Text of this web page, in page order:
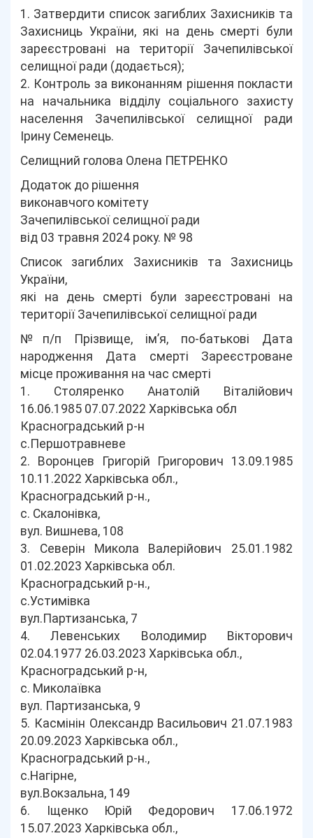
1. Затвердити список загиблих Захисників та
Захисниць України, які на день смерті були
зареєстровані на території Зачепилівської
селищної ради (додається);
2. Контроль за виконанням рішення покласти
на начальника відділу соціального захисту
населення Зачепилівської селищної ради
Ірину Семенець.
Селищний голова Олена ПЕТРЕНКО
Додаток до рішення
виконавчого комітету
Зачепилівської селищної ради
від 03 травня 2024 року. № 98
Список загиблих Захисників та Захисниць
України,
які на день смерті були зареєстровані на
території Зачепилівської селищної ради
№п/п Прізвище, ім’я, по-батькові Дата
народження Дата смерті Зареєстроване
місце проживання на час смерті
1. Столяренко Анатолій Віталійович
16.06.1985 07.07.2022 Харківська обл
Красноградський р-н
с.Першотравневе
2. Воронцев Григорій Григорович 13.09.1985
10.11.2022 Харківська обл.,
Красноградський р-н.,
с. Скалонівка,
вул. Вишнева, 108
3. Северін Микола Валерійович 25.01.1982
01.02.2023 Харківська обл.
Красноградський р-н.,
с.Устимівка
вул.Партизанська, 7
4. Левенських Володимир Вікторович
02.04.1977 26.03.2023 Харківська обл.,
Красноградський р-н,
с. Миколаївка
вул. Партизанська, 9
5. Касмінін Олександр Васильович 21.07.1983
20.09.2023 Харківська обл.,
Красноградський р-н.,
с.Нагірне,
вул.Вокзальна, 149
6. Іщенко Юрій Федорович 17.06.1972
15.07.2023 Харківська обл.,